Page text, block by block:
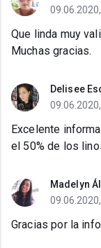
Que linda muy
Muchas gracias.
Delisee
Excelente
el 50% de los
Madelyn
Gracias por la